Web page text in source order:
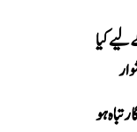
کپ 2027‘ کے لیے کیا